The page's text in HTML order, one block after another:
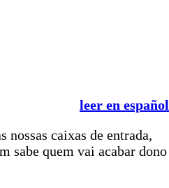
leer en español
caixas de entrada,
sabe quem vai acabar dono